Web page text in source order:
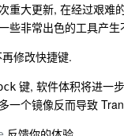
重大更新, 在经过艰难
些非常出色的工具产
修改快捷键.
键, 软件体积将进一
一个镜像反而导致